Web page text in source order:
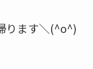
ります＼(^o^)